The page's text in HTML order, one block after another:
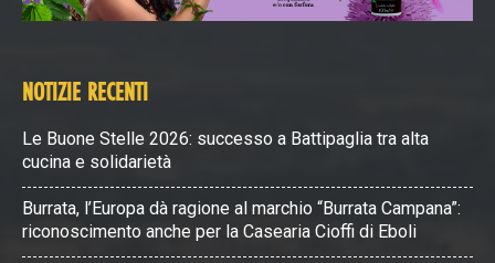
NOTIZIE RECENTI
Le Buone Stelle 2026: successo a Battipaglia tra alta
cucina e solidarietà
Burrata, l’Europa dà ragione al marchio “Burrata Campana”:
riconoscimento anche per la Casearia Cioffi di Eboli